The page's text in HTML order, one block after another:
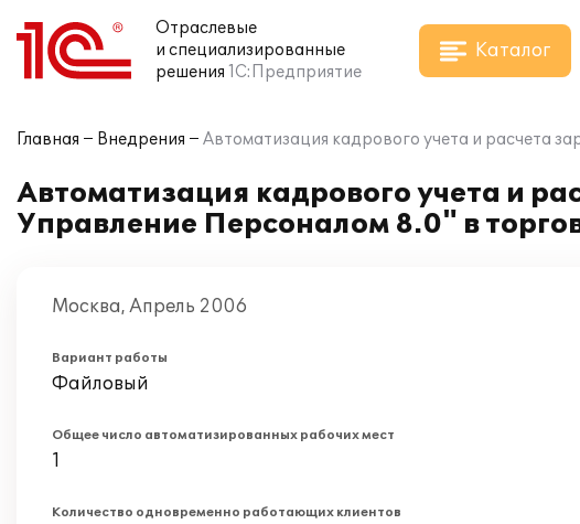
Отраслевые
и специализированные
решения 1С:Предприятие
Каталог
Главная Внедрения Автоматизация кадрового учета и расчета
Автоматизация кадрового учета и
Управление Персоналом 8.0" в
Москва, Апрель 2006
Вариант работы
Файловый
Общее число автоматизированных рабочих мест
1
Количество одновременно работающих клиентов